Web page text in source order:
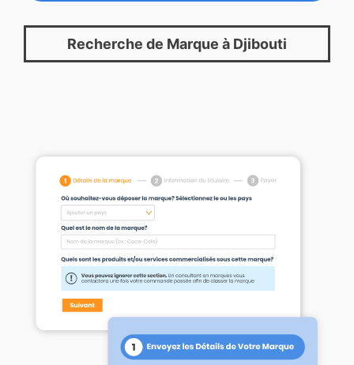
Recherche de Marque à Djibouti